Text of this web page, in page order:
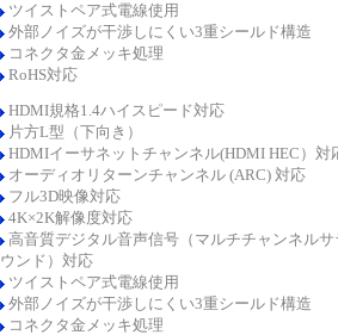
ツイストペア式電線使用
外部ノイズが干渉しにくい3重シールド構造
コネクタ金メッキ処理
RoHS対応
HDMI規格1.4ハイスピード対応
片方L型（下向き）
HDMIイーサネットチャンネル(HDMI HEC）対
オーディオリターンチャンネル (ARC) 対応
フル3D映像対応
4K×2K解像度対応
高音質デジタル音声信号（マルチチャンネルサ
ウンド）対応
ツイストペア式電線使用
外部ノイズが干渉しにくい3重シールド構造
コネクタ金メッキ処理